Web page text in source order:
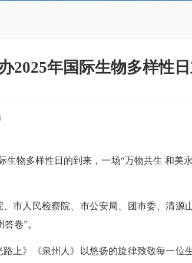
2025年国际生物多样性
际生物多样性日的到来，一场“万物共生 和
市人民检察院、市公安局、团市委、清
答卷”。
上》《泉州人》以悠扬的旋律致敬每一